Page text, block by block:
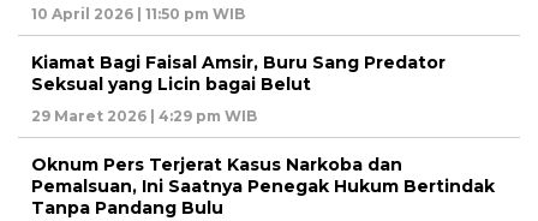
10 April 2026 | 11:50 pm WIB
Kiamat Bagi Faisal Amsir, Buru Sang Predator
Seksual yang Licin bagai Belut
29 Maret 2026 | 4:29 pm WIB
Oknum Pers Terjerat Kasus Narkoba dan
Pemalsuan, Ini Saatnya Penegak Hukum Bertindak
Tanpa Pandang Bulu